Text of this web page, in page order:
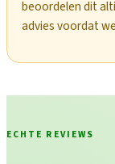
beoordelen dit
advies voordat
ECHTE REVIEWS